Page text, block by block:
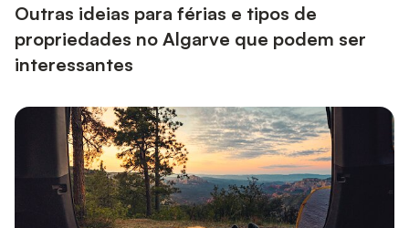
aquecida, um ja...
Outras ideias para férias e tipos de
propriedades no Algarve que podem ser
interessantes